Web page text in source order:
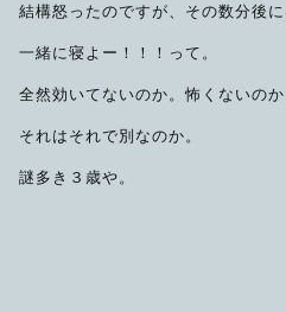
結構怒ったのですが、その数分後に
一緒に寝よー！！！って。
全然効いてないのか。怖くないのか
それはそれで別なのか。
謎多き３歳や。